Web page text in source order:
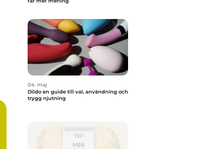
04. maj
Dildo en guide till val, användning och
trygg njutning